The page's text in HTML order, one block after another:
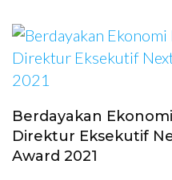
Berdayakan
Direktur Eksekutif
Award 2021